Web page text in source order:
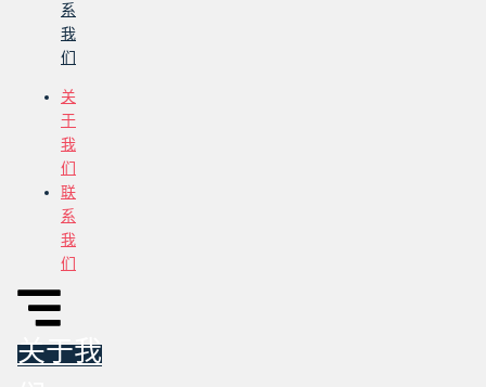
系
我
们
关
于
我
们
联
系
我
们
关于我